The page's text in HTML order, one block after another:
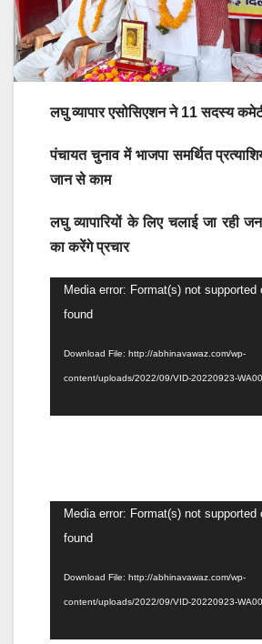
लघु व्यापार एसोसिएशन ने 11 सदस्य
पंचायत चुनाव में भाजपा समर्थित
जान से काम
लघु व्यापारियों के लिए चलाई जा रही
का करेंगे प्रचार
Video
Player
Media error: Format(s) not supported
found
Download File: http://abhinavawaz.com/wp-
content/uploads/2022/09/VID-20220923-
Video
Player
Media error: Format(s) not supported
found
Download File: http://abhinavawaz.com/wp-
content/uploads/2022/09/VID-20220923-